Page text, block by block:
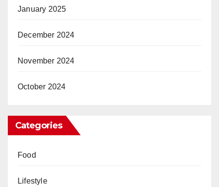
January 2025
December 2024
November 2024
October 2024
Categories
Food
Lifestyle